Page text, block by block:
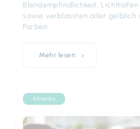
Blendempfindlichkeit,
sowie verblassten oder gelblich
Farben.
Mehr lesen
Aktuelles